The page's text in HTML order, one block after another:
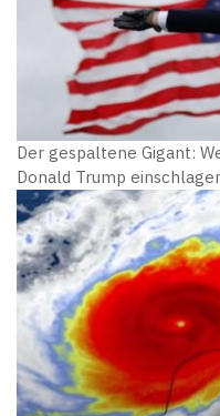
Der gespaltene Gigant:
Donald Trump